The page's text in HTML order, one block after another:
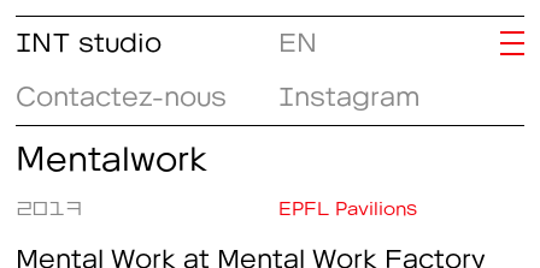
INT studio
Contactez-nous
Instagram
EN
Mentalwork
2017 EPFL Pavilions
Mental Work at Mental Work Factory